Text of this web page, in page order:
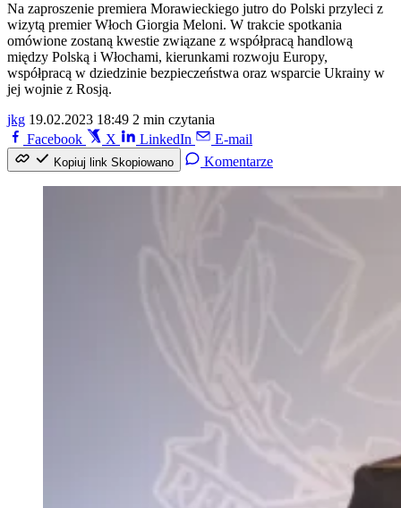
Na zaproszenie premiera Morawieckiego jutro do Polski przyleci z
wizytą premier Włoch Giorgia Meloni. W trakcie spotkania
omówione zostaną kwestie związane z współpracą handlową
między Polską i Włochami, kierunkami rozwoju Europy,
współpracą w dziedzinie bezpieczeństwa oraz wsparcie Ukrainy w
jej wojnie z Rosją.
jkg 19.02.2023 18:49 2 min czytania
Facebook
X LinkedIn E-mail
Kopiuj link Skopiowano Komentarze